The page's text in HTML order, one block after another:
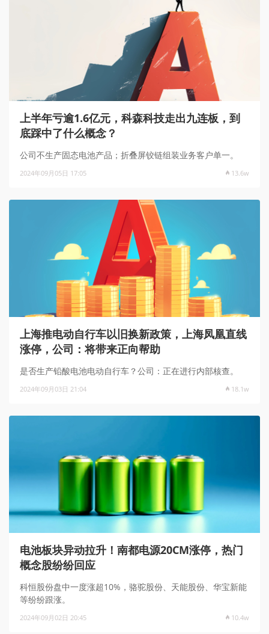
上半年亏逾1.6亿元，科森科技走出九连板，到
底踩中了什么概念？
公司不生产固态电池产品；折叠屏铰链组装业务客户单一。
2024年09月05日 17:05 13.6w
上海推电动自行车以旧换新政策，上海凤凰直线
涨停，公司：将带来正向帮助
是否生产铅酸电池电动自行车？公司：正在进行内部核查。
2024年09月03日 21:04 18.1w
电池板块异动拉升！南都电源20CM涨停，热门
概念股纷纷回应
科恒股份盘中一度涨超10%，骆驼股份、天能股份、华宝新能
等纷纷跟涨。
2024年09月02日 20:45 10.4w